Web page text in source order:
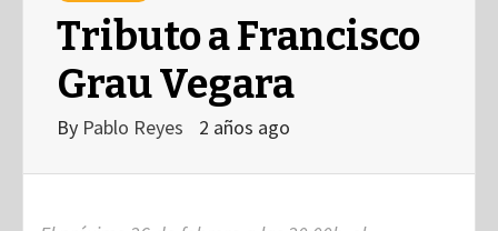
Tributo a Francisco
Grau Vegara
By Pablo Reyes 2 años ago